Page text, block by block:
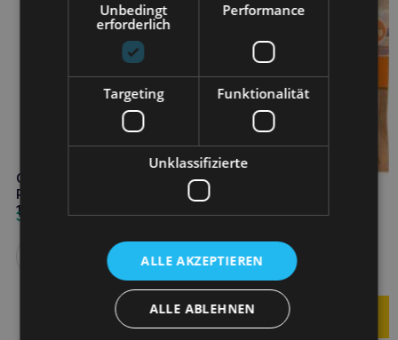
COMFY Appetit Bliss
Putenstreifen mit Kokosnuss
100g Hundeleckerli
3,60
Weiterlesen
COMFY Appetit Fancy
Kaninchen mit Reis 100g
Hundeleckerli
Unbedingt
erforderlich
Performance
Targeting Funktionalität
Unklassifizierte
ALLE AKZEPTIEREN
ALLE ABLEHNEN